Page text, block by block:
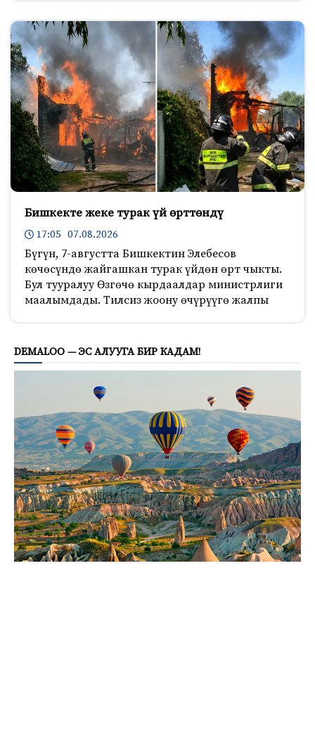
Бишкекте жеке турак үй өрттөндү
17:05 07.08.2026
Бүгүн, 7-августта Бишкектин Элебесов
көчөсүндө жайгашкан турак үйдөн өрт чыкты.
Бул тууралуу Өзгөчө кырдаалдар министрлиги
маалымдады. Тилсиз жоону өчүрүүгө жалпы
DEMALOO — ЭС АЛУУГА БИР КАДАМ!